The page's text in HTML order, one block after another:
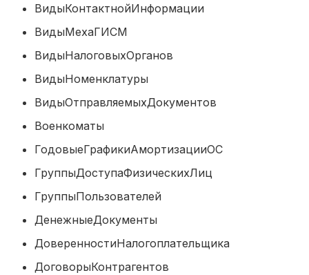
ВидыКонтактнойИнформации
ВидыМехаГИСМ
ВидыНалоговыхОрганов
ВидыНоменклатуры
ВидыОтправляемыхДокументов
Военкоматы
ГодовыеГрафикиАмортизацииОС
ГруппыДоступаФизическихЛиц
ГруппыПользователей
ДенежныеДокументы
ДоверенностиНалогоплательщика
ДоговорыКонтрагентов